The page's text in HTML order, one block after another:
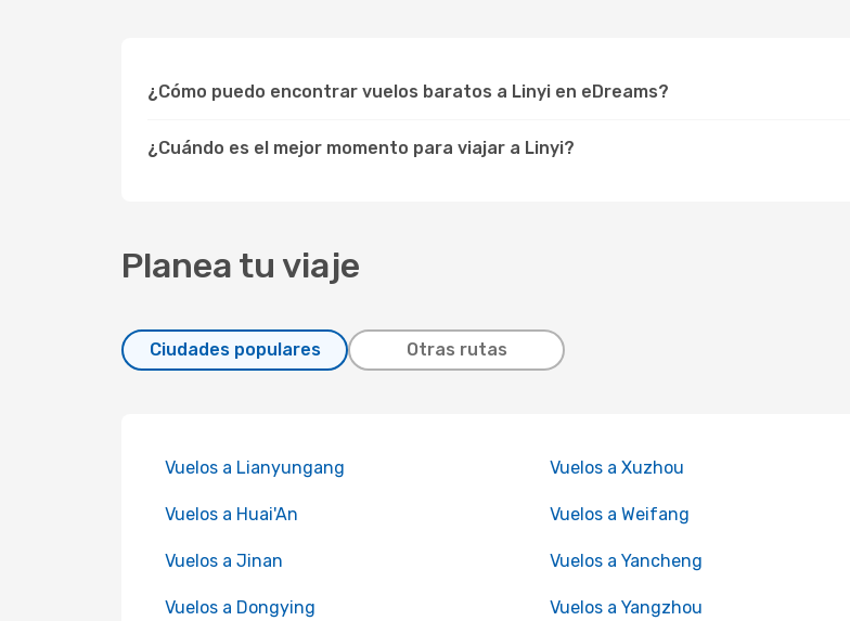
¿Cómo puedo encontrar vuelos baratos a Linyi en eDreams?
¿Cuándo es el mejor momento para viajar a Linyi?
Planea tu viaje
Ciudades populares Otras rutas
Vuelos a Lianyungang Vuelos a Xuzhou
Vuelos a Huai'An Vuelos a Weifang
Vuelos a Jinan Vuelos a Yancheng
Vuelos a Dongying Vuelos a Yangzhou